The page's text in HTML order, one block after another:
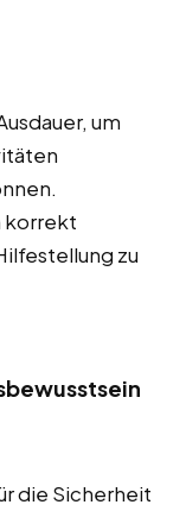
um
korrekt
zu
die Sicherheit